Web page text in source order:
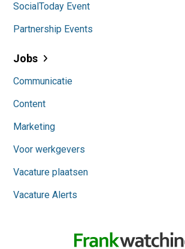
SocialToday Event
Partnership Events
Jobs
Communicatie
Content
Marketing
Voor werkgevers
Vacature plaatsen
Vacature Alerts